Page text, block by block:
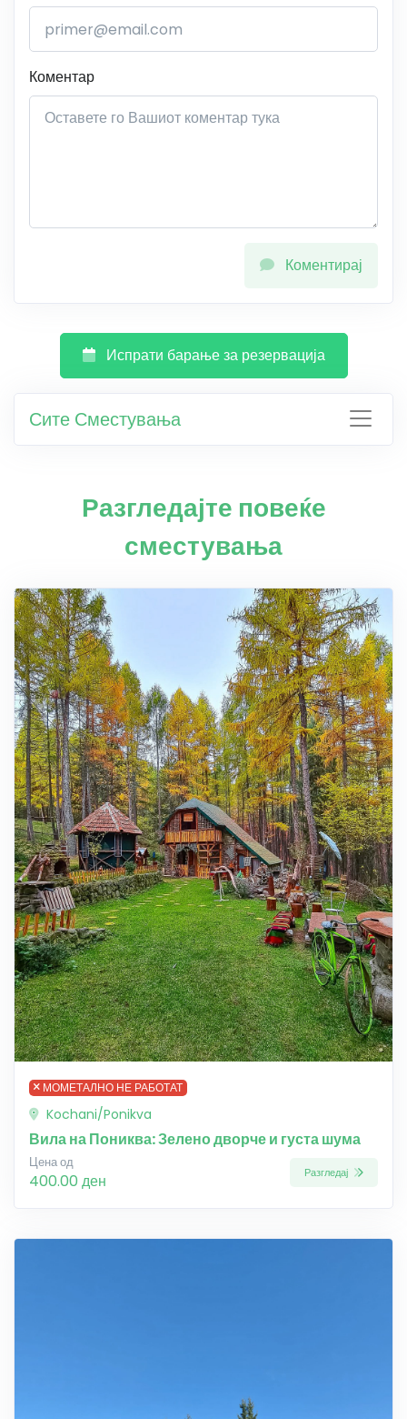
Коментар
Коментирај
Испрати барање за резервација
Сите Сместувања
Разгледајте повеќе
сместувања
МОМЕТАЛНО НЕ РАБОТАТ
Kochani/Ponikva
Вила на Пониква: Зелено дворче и густа шума
Цена од
400.00 ден Разгледај